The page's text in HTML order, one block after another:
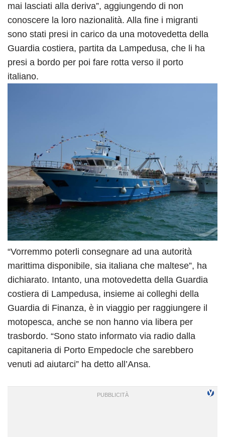
mai lasciati alla deriva”, aggiungendo di non
conoscere la loro nazionalità. Alla fine i migranti
sono stati presi in carico da una motovedetta della
Guardia costiera, partita da Lampedusa, che li ha
presi a bordo per poi fare rotta verso il porto
italiano.
“Vorremmo poterli consegnare ad una autorità
marittima disponibile, sia italiana che maltese”, ha
dichiarato. Intanto, una motovedetta della Guardia
costiera di Lampedusa, insieme ai colleghi della
Guardia di Finanza, è in viaggio per raggiungere il
motopesca, anche se non hanno via libera per
trasbordo. “Sono stato informato via radio dalla
capitaneria di Porto Empedocle che sarebbero
venuti ad aiutarci” ha detto all’Ansa.